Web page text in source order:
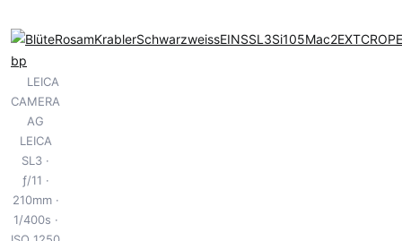
LEICA
CAMERA
AG
LEICA
SL3
ƒ/11
210mm
1/400s